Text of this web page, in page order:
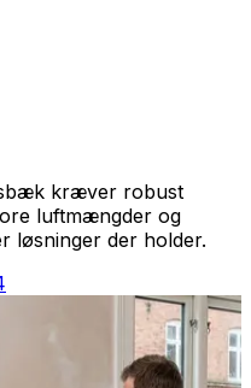
kræver robust
luftmængder og
løsninger der holder.